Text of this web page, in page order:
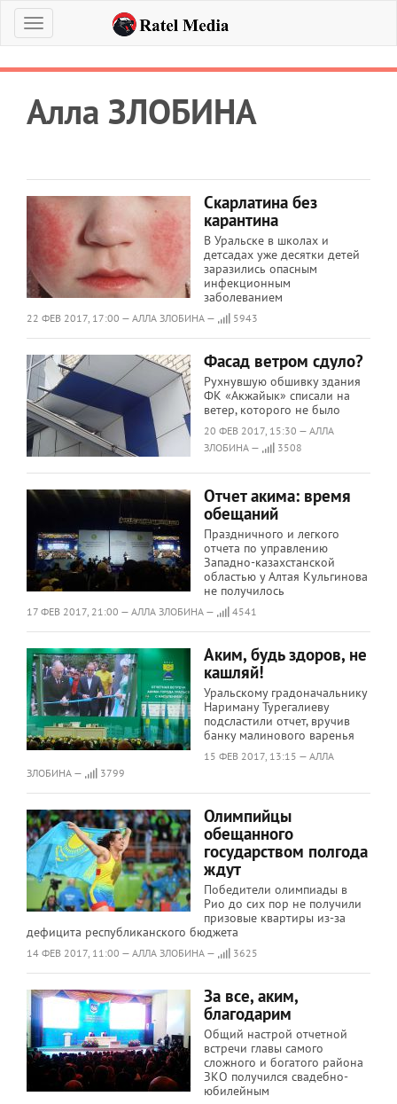
Меню
Алла ЗЛОБИНА
Скарлатина без
карантина
В Уральске в школах и
детсадах уже десятки детей
заразились опасным
инфекционным
заболеванием
22 ФЕВ 2017, 17:00 — АЛЛА ЗЛОБИНА — 5943
Фасад ветром сдуло?
Рухнувшую обшивку здания
ФК «Акжайык» списали на
ветер, которого не было
20 ФЕВ 2017, 15:30 — АЛЛА
ЗЛОБИНА —
3508
Отчет акима: время
обещаний
Праздничного и легкого
отчета по управлению
Западно-казахстанской
областью у Алтая Кульгинова
не получилось
17 ФЕВ 2017, 21:00 — АЛЛА ЗЛОБИНА — 4541
Аким, будь здоров, не
кашляй!
Уральскому градоначальнику
Нариману Турегалиеву
подсластили отчет, вручив
банку малинового варенья
15 ФЕВ 2017, 13:15 — АЛЛА
ЗЛОБИНА —
3799
Олимпийцы
обещанного
государством полгода
ждут
Победители олимпиады в
Рио до сих пор не получили
призовые квартиры из-за
дефицита республиканского бюджета
14 ФЕВ 2017, 11:00 — АЛЛА ЗЛОБИНА — 3625
За все, аким,
благодарим
Общий настрой отчетной
встречи главы самого
сложного и богатого района
ЗКО получился свадебно-
юбилейным